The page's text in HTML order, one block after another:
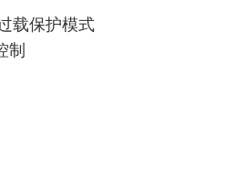
载保护模式
制